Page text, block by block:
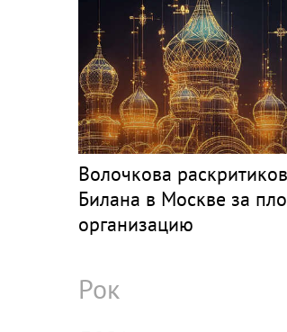
Волочкова
Билана в Москве за
организацию
Рок